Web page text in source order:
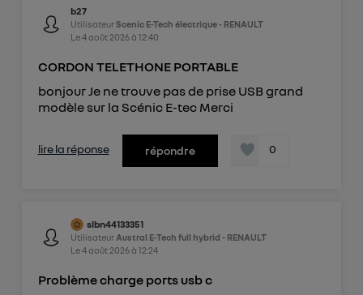
b27
UtilisateurScenic E-Tech électrique - RENAULT
Le4 août 2026à 12:40
CORDON TELETHONE PORTABLE
bonjour Je ne trouve pas de prise USB grand
modèle sur la Scénic E-tec Merci
lire la réponse répondre 0
slbn44133351
Utilisateur Austral E-Tech full hybrid - RENAULT
Le4 août 2026à 12:24
Problème charge ports usb c